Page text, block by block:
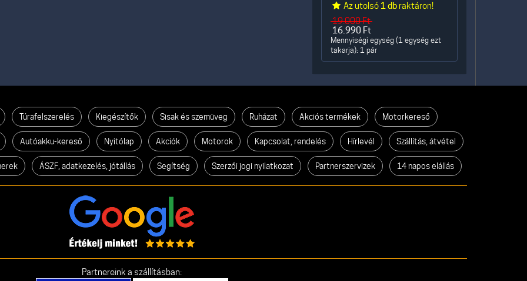
Az utolsó 1 db raktáron!
19.000Ft
16.990 Ft
Mennyiségi egység (1 egység ezt
takarja): 1 pár
Túrafelszerelés Kiegészítők Sisak és szemüveg Ruházat Akciós termékek Motorkereső
Autóakku-kereső Nyitólap Akciók Motorok Kapcsolat, rendelés Hírlevél Szállítás, átvétel
ÁSZF, adatkezelés, jótállás Segítség Szerzői jogi nyilatkozat Partnerszervizek 14 napos elállás
Partnereink a szállításban: